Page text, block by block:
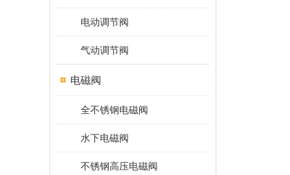
电动调节阀
气动调节阀
电磁阀
全不锈钢电磁阀
水下电磁阀
不锈钢高压电磁阀